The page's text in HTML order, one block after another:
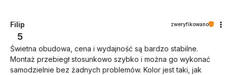
Filip zweryfikowano
5
Świetna obudowa, cena i wydajność są bardzo stabilne.
Montaż przebiegł stosunkowo szybko i można go wykonać
samodzielnie bez żadnych problemów. Kolor jest taki, jak